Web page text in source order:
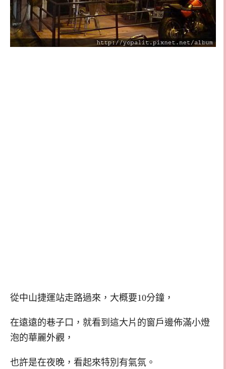
從中山捷運站走路過來，大概要10分鐘，
在遠遠的巷子口，就看到這大片的窗戶邊佈滿小燈
泡的華麗外觀，
也許是在夜晚，看起來特別有氣氛。